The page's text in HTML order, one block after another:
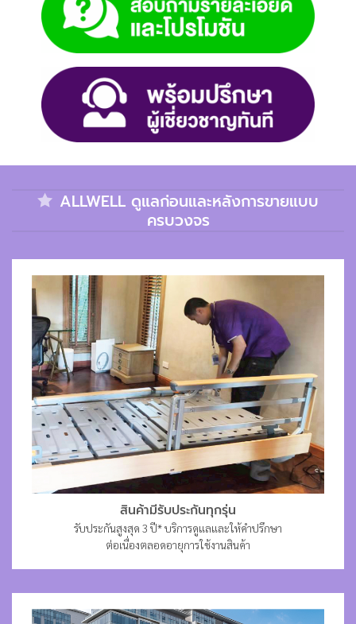
ALLWELL ดูแลก่อนและหลังการขายแบบ
ครบวงจร
สินค้ามีรับประกันทุกรุ่น
รับประกันสูงสุด 3 ปี* บริการดูแลและให้คำปรึกษา
ต่อเนื่องตลอดอายุการใช้งานสินค้า